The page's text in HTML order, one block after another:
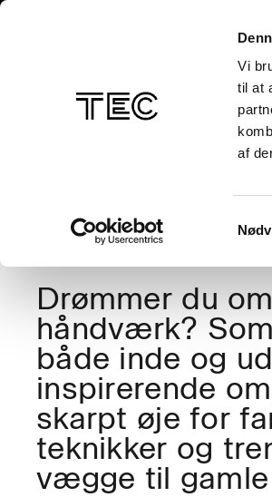
Vi
til at
af
OM UDDANNELSEN
Drømmer du
håndværk?
både inde og
inspirerende
skarpt øje for
teknikker og
vægge til gamle